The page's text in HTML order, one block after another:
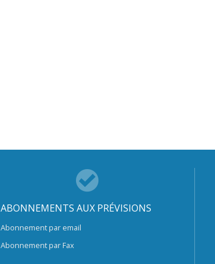
ABONNEMENTS AUX PRÉVISIONS
Abonnement par email
Abonnement par Fax